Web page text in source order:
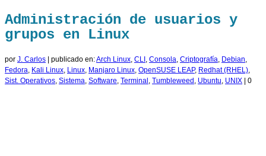
Administración de usuarios y
grupos en Linux
por J. Carlos | publicado en:Arch Linux, CLI, Consola, Criptografía, Debian,
Fedora, Kali Linux, Linux, Manjaro Linux, OpenSUSE LEAP, Redhat (RHEL),
Sist. Operativos, Sistema, Software, Terminal, Tumbleweed, Ubuntu, UNIX | 0